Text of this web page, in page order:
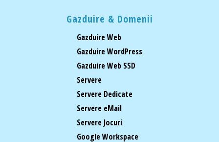
Gazduire & Domenii
Gazduire Web
Gazduire WordPress
Gazduire Web SSD
Servere
Servere Dedicate
Servere eMail
Servere Jocuri
Google Workspace